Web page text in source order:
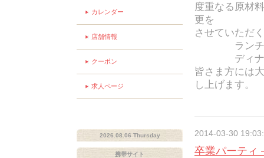
度重なる原材
更を
させていただ
ランチ
ディナー
皆さま方には
し上げます。
2014-03-30
卒業パーティ
カレンダー
店舗情報
クーポン
求人ページ
2026.08.06 Thursday
携帯サイト